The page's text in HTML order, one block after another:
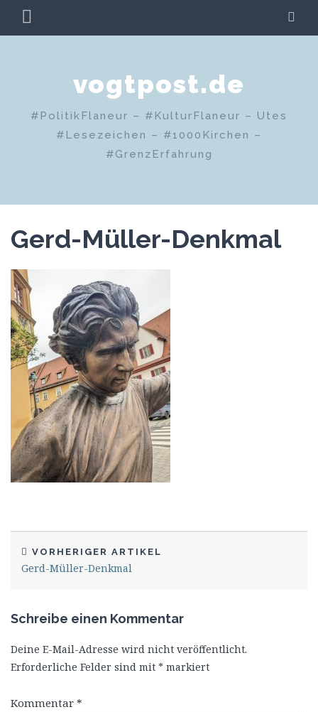
Zum
Inhalt MENÜ
vogtpost.de
#PolitikFlaneur – #KulturFlaneur – Utes
#Lesezeichen – #1000Kirchen –
#GrenzErfahrung
Gerd-Müller-Denkmal
VORHERIGER ARTIKEL
Gerd-Müller-Denkmal
Schreibe einen Kommentar
Deine E-Mail-Adresse wird nicht veröffentlicht.
Erforderliche Felder sind mit * markiert
Kommentar *